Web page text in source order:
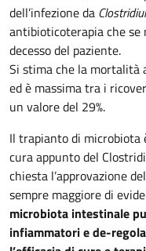
dell’infezione da
antibioticoterapia che se
decesso del paziente.
Si stima che la mortalità
ed è massima tra i
un valore del 29%.
Il trapianto di
cura appunto del
chiesta l’approvazione
sempre maggiore di
microbiota intestinale
infiammatori e de-